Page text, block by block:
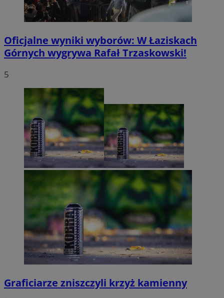
Oficjalne wyniki wyborów: W Łaziskach
Górnych wygrywa Rafał Trzaskowski!
5
Graficiarze zniszczyli krzyż kamienny